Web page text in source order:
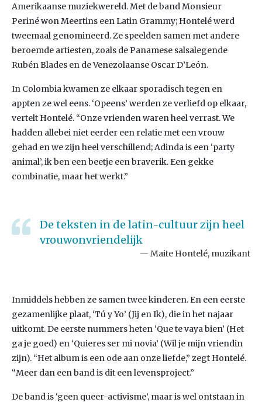
Amerikaanse muziekwereld. Met de band Monsieur
Periné won Meertins een Latin Grammy; Hontelé werd
tweemaal genomineerd. Ze speelden samen met andere
beroemde artiesten, zoals de Panamese salsalegende
Rubén Blades en de Venezolaanse Oscar D’León.
In Colombia kwamen ze elkaar sporadisch tegen en
appten ze wel eens. ‘Opeens’ werden ze verliefd op elkaar,
vertelt Hontelé. “Onze vrienden waren heel verrast. We
hadden allebei niet eerder een relatie met een vrouw
gehad en we zijn heel verschillend; Adinda is een ‘party
animal’, ik ben een beetje een braverik. Een gekke
combinatie, maar het werkt.”
De teksten in de latin-cultuur zijn heel
vrouwonvriendelijk
Maite Hontelé, muzikant
Inmiddels hebben ze samen twee kinderen. En een eerste
gezamenlijke plaat, ‘Tú y Yo’ (Jij en Ik), die in het najaar
uitkomt. De eerste nummers heten ‘Que te vaya bien’ (Het
ga je goed) en ‘Quieres ser mi novia’ (Wil je mijn vriendin
zijn). “Het album is een ode aan onze liefde,” zegt Hontelé.
“Meer dan een band is dit een levensproject.”
De band is ‘geen queer-activisme’, maar is wel ontstaan in